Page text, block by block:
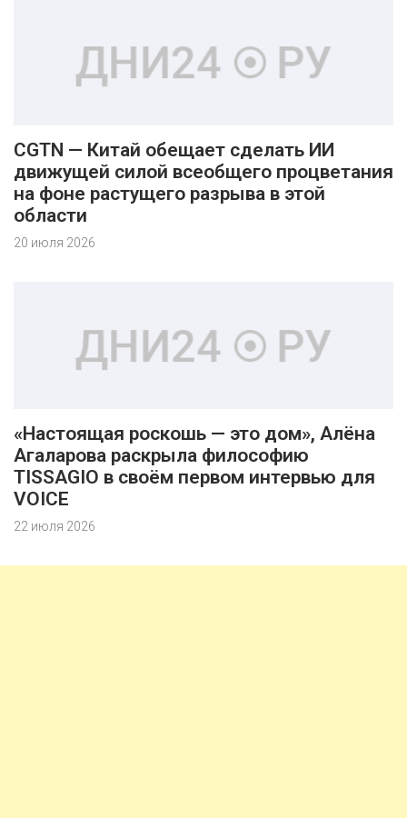
CGTN — Китай обещает сделать ИИ
движущей силой всеобщего процветания
на фоне растущего разрыва в этой
области
20 июля 2026
«Настоящая роскошь — это дом», Алёна
Агаларова раскрыла философию
TISSAGIO в своём первом интервью для
VOICE
22 июля 2026